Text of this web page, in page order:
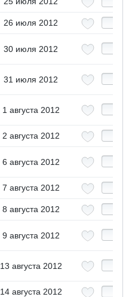
26 июля 2012
30 июля 2012
31 июля 2012
1 августа 2012
2 августа 2012
6 августа 2012
7 августа 2012
8 августа 2012
9 августа 2012
13 августа 2012
14 августа 2012